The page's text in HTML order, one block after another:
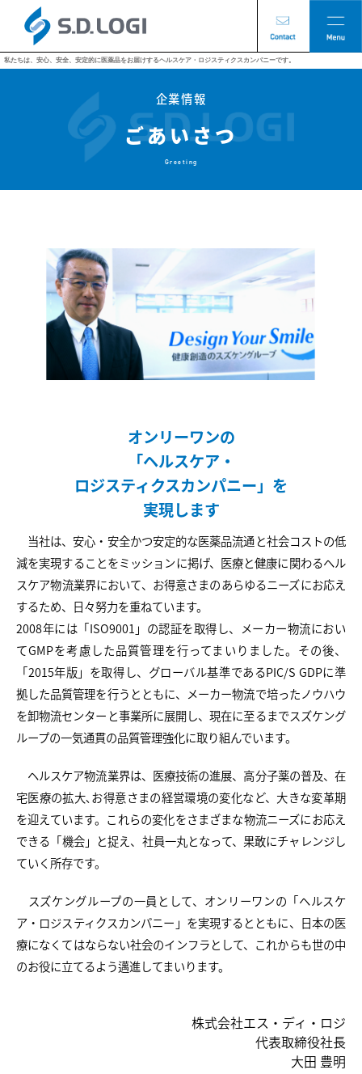
私たちは、安心、安全、安定的に医薬品をお届けするヘルスケア・ロジスティクスカンパニーです。
企業情報
ごあいさつ
Greeting
オンリーワンの
「ヘルスケア・
ロジスティクスカンパニー」を
実現します
当社は、安心・安全かつ安定的な医薬品流通と社会コストの低
減を実現することをミッションに掲げ、医療と健康に関わるヘル
スケア物流業界において、お得意さまのあらゆるニーズにお応え
するため、日々努力を重ねています。
2008年には「ISO9001」の認証を取得し、メーカー物流におい
てGMPを考慮した品質管理を行ってまいりました。その後、
「2015年版」を取得し、グローバル基準であるPIC/S GDPに準
拠した品質管理を行うとともに、メーカー物流で培ったノウハウ
を卸物流センターと事業所に展開し、現在に至るまでスズケング
ループの一気通貫の品質管理強化に取り組んでいます。
ヘルスケア物流業界は、医療技術の進展、高分子薬の普及、在
宅医療の拡大､お得意さまの経営環境の変化など、大きな変革期
を迎えています。これらの変化をさまざまな物流ニーズにお応え
できる「機会」と捉え、社員一丸となって、果敢にチャレンジし
ていく所存です。
スズケングループの一員として、オンリーワンの「ヘルスケ
ア・ロジスティクスカンパニー」を実現するとともに、日本の医
療になくてはならない社会のインフラとして、これからも世の中
のお役に立てるよう邁進してまいります。
株式会社エス・ディ・ロジ
代表取締役社長
大田 豊明